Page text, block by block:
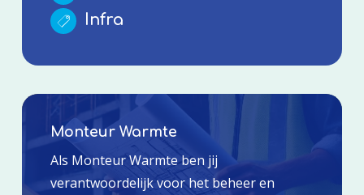
Infra
Monteur Warmte
Als Monteur Warmte ben jij
verantwoordelijk voor het beheer en